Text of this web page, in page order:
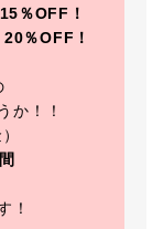
15％OFF！
20％OFF！
か！！
！